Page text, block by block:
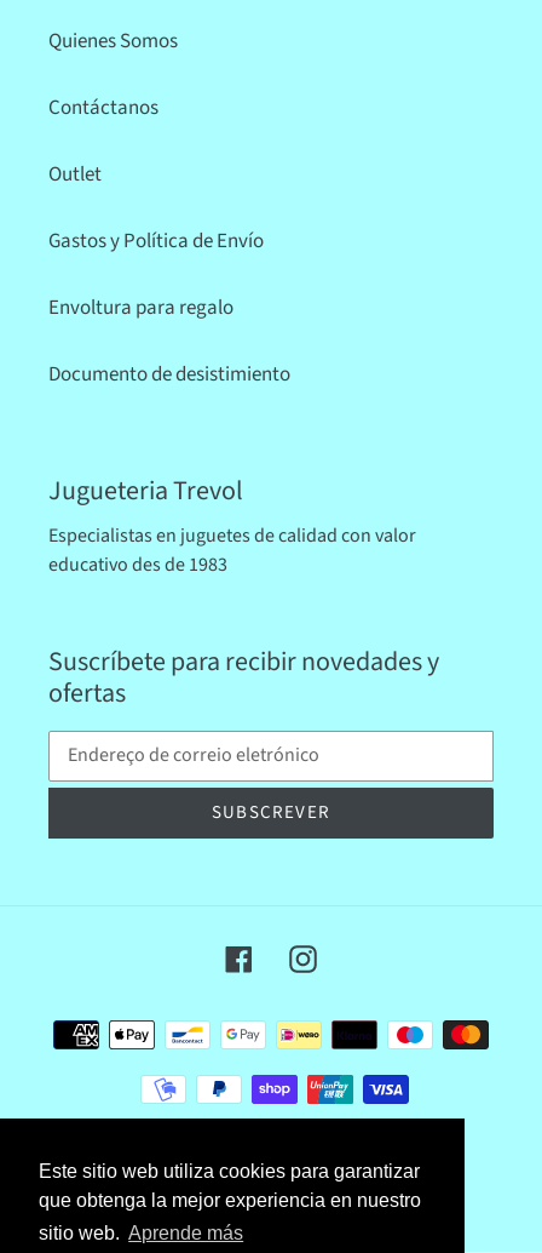
Este sitio web utiliza cookies para garantizar
que obtenga la mejor experiencia en nuestro
sitio web. Aprende más
Quienes Somos
Contáctanos
Outlet
Gastos y Política de Envío
Envoltura para regalo
Documento de desistimiento
Jugueteria Trevol
Especialistas en juguetes de calidad con valor
educativo des de 1983
Suscríbete para recibir novedades y
ofertas
SUBSCREVER
FacebookInstagram
Formas
de
pagamento
© 2026,jugueteriatrevolCom tecnologia Shopify